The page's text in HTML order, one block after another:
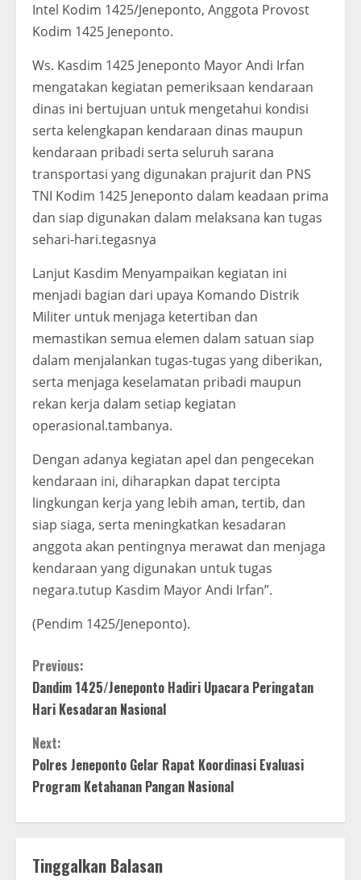
Intel Kodim 1425/Jeneponto, Anggota Provost
Kodim 1425 Jeneponto.
Ws. Kasdim 1425 Jeneponto Mayor Andi Irfan
mengatakan kegiatan pemeriksaan kendaraan
dinas ini bertujuan untuk mengetahui kondisi
serta kelengkapan kendaraan dinas maupun
kendaraan pribadi serta seluruh sarana
transportasi yang digunakan prajurit dan PNS
TNI Kodim 1425 Jeneponto dalam keadaan prima
dan siap digunakan dalam melaksana kan tugas
sehari-hari.tegasnya
Lanjut Kasdim Menyampaikan kegiatan ini
menjadi bagian dari upaya Komando Distrik
Militer untuk menjaga ketertiban dan
memastikan semua elemen dalam satuan siap
dalam menjalankan tugas-tugas yang diberikan,
serta menjaga keselamatan pribadi maupun
rekan kerja dalam setiap kegiatan
operasional.tambanya.
Dengan adanya kegiatan apel dan pengecekan
kendaraan ini, diharapkan dapat tercipta
lingkungan kerja yang lebih aman, tertib, dan
siap siaga, serta meningkatkan kesadaran
anggota akan pentingnya merawat dan menjaga
kendaraan yang digunakan untuk tugas
negara.tutup Kasdim Mayor Andi Irfan”.
(Pendim 1425/Jeneponto).
C
o
n
t
Previous:
Dandim 1425/Jeneponto Hadiri Upacara Peringatan
Hari Kesadaran Nasional
Next:
Polres Jeneponto Gelar Rapat Koordinasi Evaluasi
Program Ketahanan Pangan Nasional
Tinggalkan Balasan